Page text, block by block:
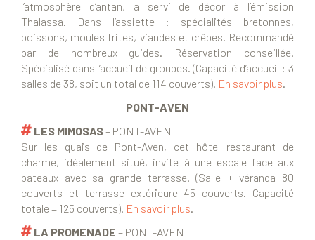
l’atmosphère d’antan, a servi de décor à l’émission
Thalassa. Dans l’assiette : spécialités bretonnes,
poissons, moules frites, viandes et crêpes. Recommandé
par de nombreux guides. Réservation conseillée.
Spécialisé dans l’accueil de groupes. (Capacité d’accueil : 3
salles de 38, soit un total de 114 couverts). En savoir plus.
PONT-AVEN
LES MIMOSAS– PONT-AVEN
Sur les quais de Pont-Aven, cet hôtel restaurant de
charme, idéalement situé, invite à une escale face aux
bateaux avec sa grande terrasse. (Salle + véranda 80
couverts et terrasse extérieure 45 couverts. Capacité
totale = 125 couverts). En savoir plus.
LA PROMENADE – PONT-AVEN